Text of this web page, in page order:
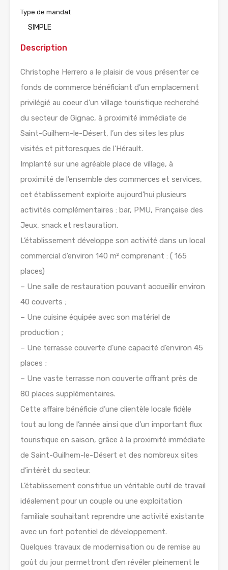
Type de mandat
SIMPLE
Description
Christophe Herrero a le plaisir de vous présenter ce
fonds de commerce bénéficiant d’un emplacement
privilégié au coeur d’un village touristique recherché
du secteur de Gignac, à proximité immédiate de
Saint-Guilhem-le-Désert, l’un des sites les plus
visités et pittoresques de l’Hérault.
Implanté sur une agréable place de village, à
proximité de l’ensemble des commerces et services,
cet établissement exploite aujourd’hui plusieurs
activités complémentaires : bar, PMU, Française des
Jeux, snack et restauration.
L’établissement développe son activité dans un local
commercial d’environ 140 m² comprenant : ( 165
places)
– Une salle de restauration pouvant accueillir environ
40 couverts ;
– Une cuisine équipée avec son matériel de
production ;
– Une terrasse couverte d’une capacité d’environ 45
places ;
– Une vaste terrasse non couverte offrant près de
80 places supplémentaires.
Cette affaire bénéficie d’une clientèle locale fidèle
tout au long de l’année ainsi que d’un important flux
touristique en saison, grâce à la proximité immédiate
de Saint-Guilhem-le-Désert et des nombreux sites
d’intérêt du secteur.
L’établissement constitue un véritable outil de travail
idéalement pour un couple ou une exploitation
familiale souhaitant reprendre une activité existante
avec un fort potentiel de développement.
Quelques travaux de modernisation ou de remise au
goût du jour permettront d’en révéler pleinement le